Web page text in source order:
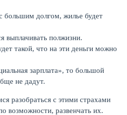
большим долгом, жилье будет
выплачивать полжизни.
такой, что на эти деньги можно
зарплата», то большой
не дадут.
разобраться с этими страхами
возможности, развенчать их.